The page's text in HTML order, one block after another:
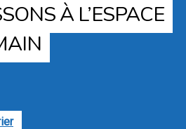
À L’ESPACE